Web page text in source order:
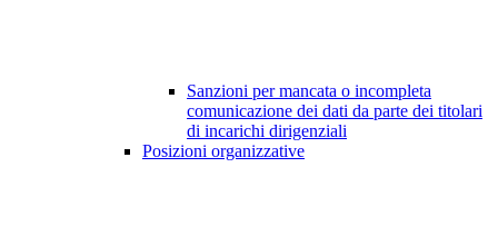
Sanzioni per mancata o incompleta
comunicazione dei dati da parte dei titolari
di incarichi dirigenziali
Posizioni organizzative